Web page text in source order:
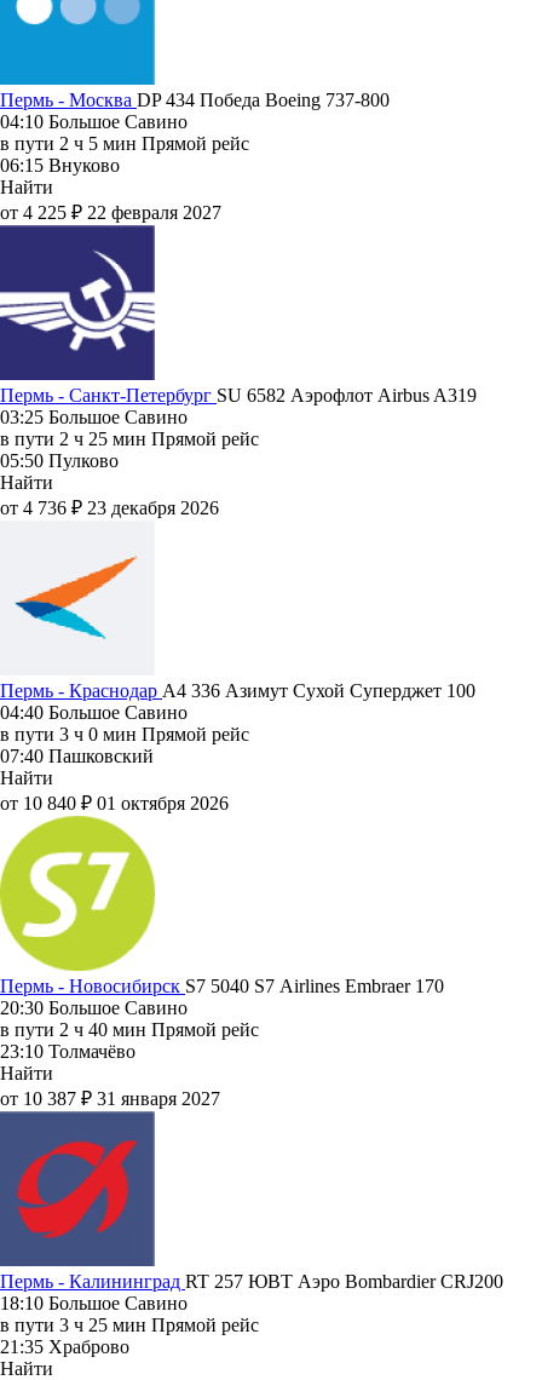
Пермь - Москва DP 434 Победа Boeing 737-800
04:10 Большое Савино
в пути 2 ч 5 мин Прямой рейс
06:15 Внуково
Найти
от 4 225 ₽ 22 февраля 2027
Пермь - Санкт-Петербург SU 6582 Аэрофлот Airbus A319
03:25 Большое Савино
в пути 2 ч 25 мин Прямой рейс
05:50 Пулково
Найти
от 4 736 ₽ 23 декабря 2026
Пермь - Краснодар A4 336 Азимут Сухой Суперджет 100
04:40 Большое Савино
в пути 3 ч 0 мин Прямой рейс
07:40 Пашковский
Найти
от 10 840 ₽ 01 октября 2026
Пермь - Новосибирск S7 5040 S7 Airlines Embraer 170
20:30 Большое Савино
в пути 2 ч 40 мин Прямой рейс
23:10 Толмачёво
Найти
от 10 387 ₽ 31 января 2027
Пермь - Калининград RT 257 ЮВТ Аэро Bombardier CRJ200
18:10 Большое Савино
в пути 3 ч 25 мин Прямой рейс
21:35 Храброво
Найти